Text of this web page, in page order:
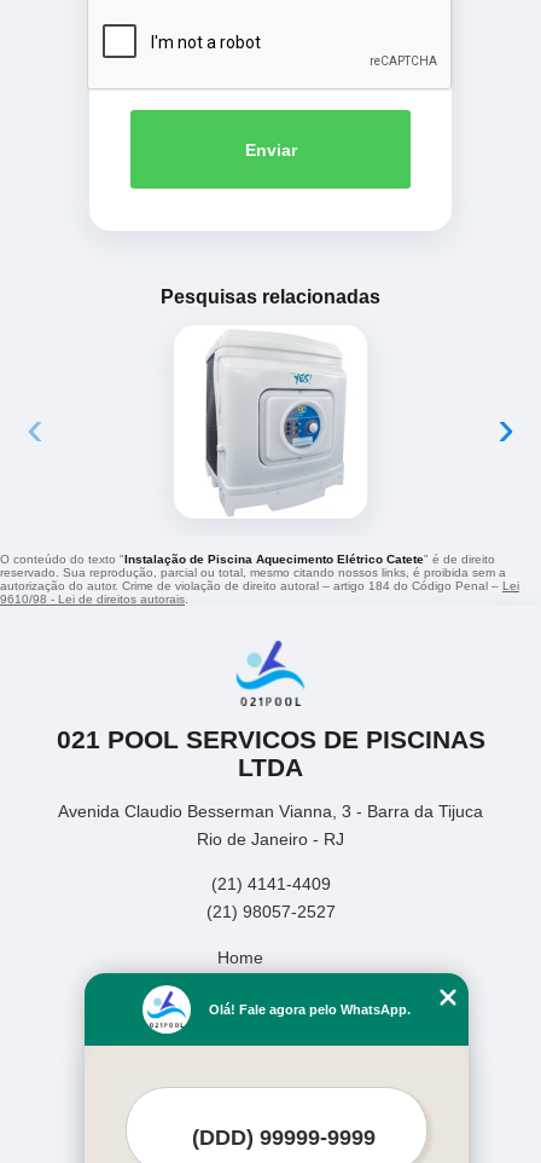
Enviar
Pesquisas relacionadas
‹ ›
O conteúdo do texto "Instalação de Piscina Aquecimento Elétrico Catete" é de direito
reservado. Sua reprodução, parcial ou total, mesmo citando nossos links, é proibida sem a
autorização do autor. Crime de violação de direito autoral – artigo 184 do Código Penal – Lei
9610/98 - Lei de direitos autorais
021 POOL SERVICOS DE PISCINAS
LTDA
Avenida Claudio Besserman Vianna, 3 - Barra da Tijuca
Rio de Janeiro - RJ
(21) 4141-4409
(21) 98057-2527
Home
Missão
Olá! Fale agora pelo WhatsApp.